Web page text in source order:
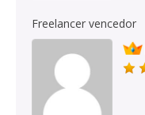
Freelancer vencedor